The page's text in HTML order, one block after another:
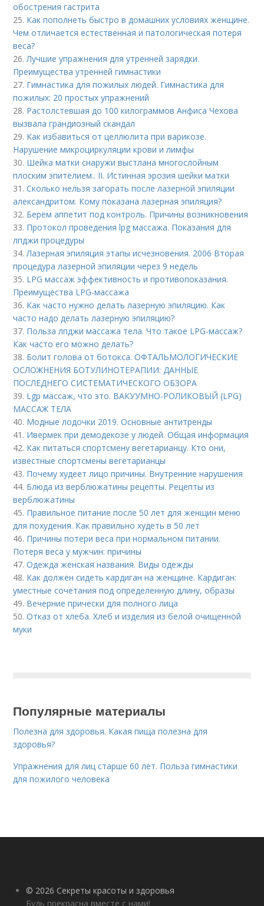
обострения гастрита
25. Как пополнеть быстро в домашних условиях женщине.
Чем отличается естественная и патологическая потеря
веса?
26. Лучшие упражнения для утренней зарядки.
Преимущества утренней гимнастики
27. Гимнастика для пожилых людей. Гимнастика для
пожилых: 20 простых упражнений
28. Растолстевшая до 100 килограммов Анфиса Чехова
вызвала грандиозный скандал
29. Как избавиться от целлюлита при варикозе.
Нарушение микроциркуляции крови и лимфы
30. Шейка матки снаружи выстлана многослойным
плоским эпителием.. II. Истинная эрозия шейки матки
31.Сколько нельзя загорать после лазерной эпиляции
александритом. Кому показана лазерная эпиляция?
32. Берём аппетит под контроль. Причины возникновения
33. Протокол проведения lpg массажа. Показания для
лпджи процедуры
34. Лазерная эпиляция этапы исчезновения. 2006 Вторая
процедура лазерной эпиляции через 9 недель
35. LPG массаж эффективность и противопоказания.
Преимущества LPG-массажа
36. Как часто нужно делать лазерную эпиляцию. Как
часто надо делать лазерную эпиляцию?
37. Польза лпджи массажа тела. Что такое LPG-массаж?
Как часто его можно делать?
38. Болит голова от ботокса. ОФТАЛЬМОЛОГИЧЕСКИЕ
ОСЛОЖНЕНИЯ БОТУЛИНОТЕРАПИИ: ДАННЫЕ
ПОСЛЕДНЕГО СИСТЕМАТИЧЕСКОГО ОБЗОРА
39. Lgp массаж, что это. ВАКУУМНО-РОЛИКОВЫЙ (LPG)
МАССАЖ ТЕЛА
40. Модные лодочки 2019. Основные антитренды
41. Ивермек при демодекозе у людей. Общая информация
42. Как питаться спортсмену вегетарианцу. Кто они,
известные спортсмены вегетарианцы
43. Почему худеет лицо причины. Внутренние нарушения
44. Блюда из верблюжатины рецепты. Рецепты из
верблюжатины
45. Правильное питание после 50 лет для женщин меню
для похудения. Как правильно худеть в 50 лет
46. Причины потери веса при нормальном питании.
Потеря веса у мужчин: причины
47.Одежда женская названия. Виды одежды
48. Как должен сидеть кардиган на женщине. Кардиган:
уместные сочетания под определенную длину, образы
49. Вечерние прически для полного лица
50.Отказ от хлеба. Хлеб и изделия из белой очищенной
муки
Популярные материалы
Полезна для здоровья. Какая пища полезна для
здоровья?
Упражнения для лиц старше 60 лет. Польза гимнастики
для пожилого человека
© 2026 Секреты красоты и здоровья
Будь прекрасна вместе с нами!